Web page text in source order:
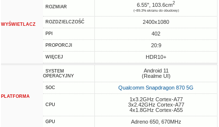
WYŚWIETLACZ
ROZMIAR 6.55", 103.6cm2
(~89.3% ekranu do obudowy)
ROZDZIELCZOŚĆ 2400x1080
PPI 402
PROPORCJI 20:9
WIĘCEJ HDR10+
PLATFORMA
SYSTEM
OPERACYJNY
Android 11
(Realme UI)
SOC Qualcomm Snapdragon 870 5G
CPU
1x3.2GHz Cortex-A77
3x2.42GHz Cortex-A77
4x1.8GHz Cortex-A55
GPU Adreno 650, 670MHz